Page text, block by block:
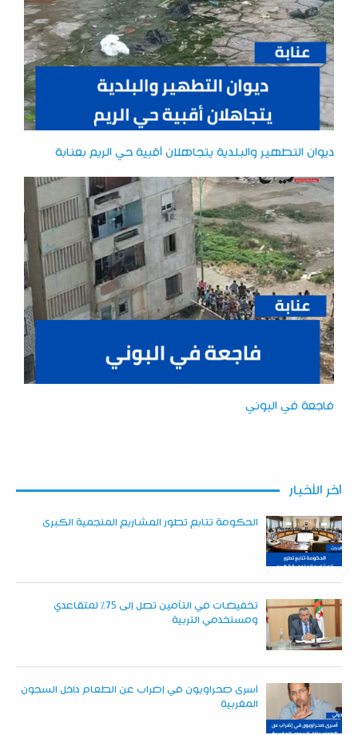
ديوان التطهير والبلدية يتجاهلان أقبية حي الريم بعنابة
فاجعة في البوني
آخر الأخبار
الحكومة تتابع تطور المشاريع المنجمية الكبرى
تخفيضات في التأمين تصل إلى 75% لمتقاعدي
ومستخدمي التربية
أسرى صحراويون في إضراب عن الطعام داخل السجون
المغربية